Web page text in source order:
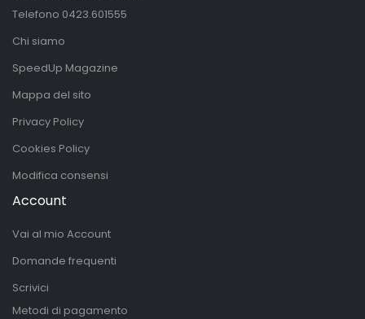
Telefono 0423.601555
Chi siamo
SpeedUp Magazine
Mappa del sito
Privacy Policy
Cookies Policy
Modifica consensi
Account
Vai al mio Account
Domande frequenti
Scrivici
Metodi di pagamento